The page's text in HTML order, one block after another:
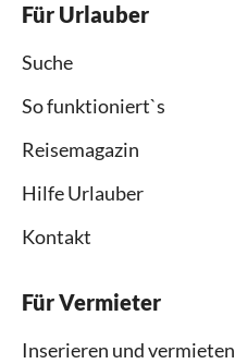
Für Urlauber
Suche
So funktioniert`s
Reisemagazin
Hilfe Urlauber
Kontakt
Für Vermieter
Inserieren und vermieten